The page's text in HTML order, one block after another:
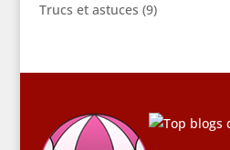
Trucs et astuces (9)